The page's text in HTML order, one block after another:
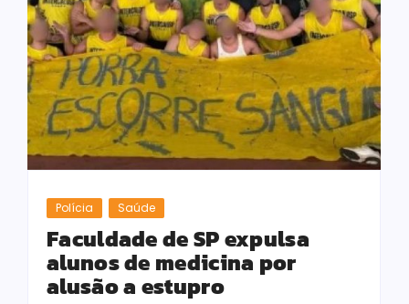
Polícia Saúde
Faculdade de SP expulsa
alunos de medicina por
alusão a estupro